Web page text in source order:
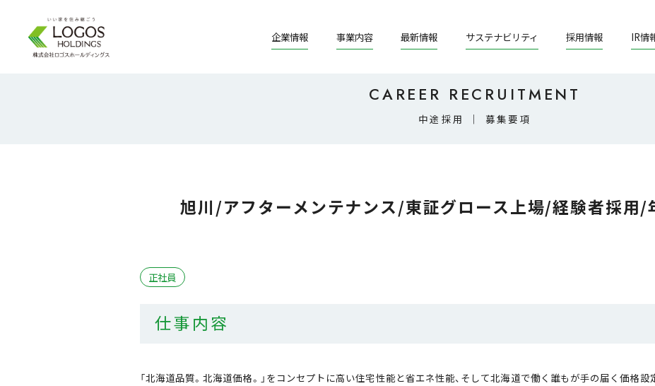
企業情報 事業内容 最新情報 サステナビリティ 採用情報 IR情
CAREER RECRUITMENT
中途採用 ｜ 募集要項
旭川/アフターメンテナンス/東証グロース上場/経験者採用/
正社員
仕事内容
「北海道品質。北海道価格。」をコンセプトに高い住宅性能と省エネ性能、そして北海道で働く誰もが手の届く価格